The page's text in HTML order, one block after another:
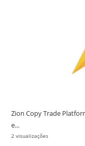
Zion Copy Trade
e...
2 visualizações